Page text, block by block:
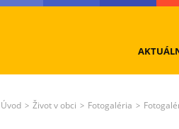
Úvod > Život v obci > Fotogaléria >